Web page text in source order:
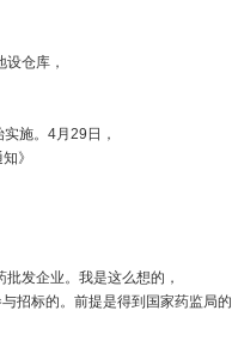
仓库，
施。4月29日，
》
发企业。我是这么想的，
招标的。前提是得到国家药监局